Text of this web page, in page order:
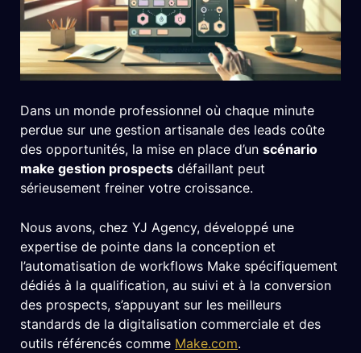
Dans un monde professionnel où chaque minute
perdue sur une gestion artisanale des leads coûte
des opportunités, la mise en place d’un scénario
make gestion prospects défaillant peut
sérieusement freiner votre croissance.
Nous avons, chez YJ Agency, développé une
expertise de pointe dans la conception et
l’automatisation de workflows Make spécifiquement
dédiés à la qualification, au suivi et à la conversion
des prospects, s’appuyant sur les meilleurs
standards de la digitalisation commerciale et des
outils référencés comme Make.com.